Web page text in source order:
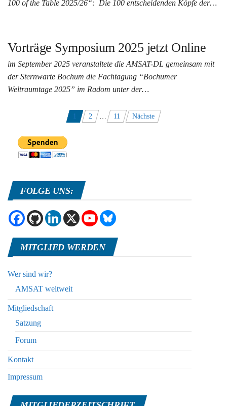
100 of the Table 2025/26“: Die 100 entscheidenden Köpfe der…
Vorträge Symposium 2025 jetzt Online
im September 2025 veranstaltete die AMSAT-DL gemeinsam mit
der Sternwarte Bochum die Fachtagung “Bochumer
Weltraumtage 2025” im Radom unter der…
Seitennummerierung
der
Beiträge
2 … 11 Nächste
FOLGE UNS:
MITGLIED WERDEN
Wer sind wir?
AMSAT weltweit
Mitgliedschaft
Satzung
Forum
Kontakt
Impressum